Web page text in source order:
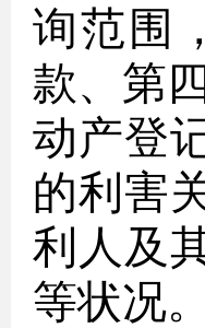
询范围
款、第
动产登
的利害
利人及
等状况